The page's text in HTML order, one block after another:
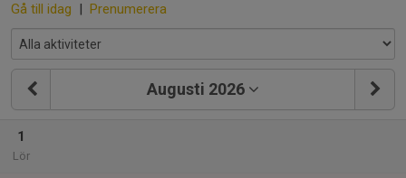
Gå till idag | Prenumerera
Augusti 2026
1
Lör